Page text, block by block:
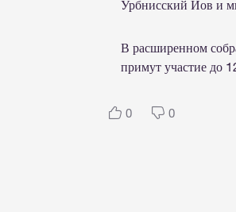
Урбнисский Иов и
В расширенном
примут участие до
0 0